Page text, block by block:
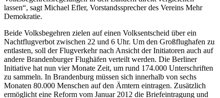
lassen“, sagt Michael Efler, Vorstandssprecher des Vereins Mehr
Demokratie.
Beide Volksbegehren zielen auf einen Volksentscheid über ein
Nachtflugverbot zwischen 22 und 6 Uhr. Um den Großflughafen zu
entlasten, soll der Flugverkehr nach Ansicht der Initiatoren auch auf
andere Brandenburger Flughäfen verteilt werden. Die Berliner
Initiative hat nun vier Monate Zeit, um rund 174.000 Unterschriften
zu sammeln. In Brandenburg müssen sich innerhalb von sechs
Monaten 80.000 Menschen auf den Ämtern eintragen. Zusätzlich
ermöglicht eine Reform vom Januar 2012 die Briefeintragung und